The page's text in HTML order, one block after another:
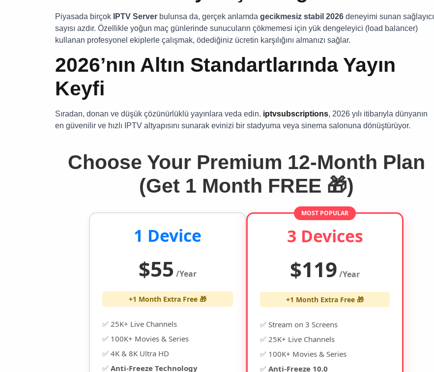
Piyasada birçok IPTV Server bulunsa da, gerçek anlamda gecikmesiz stabil 2026 deneyimi sunan sağlayıcı
sayısı azdır. Özellikle yoğun maç günlerinde sunucuların çökmemesi için yük dengeleyici (load balancer)
kullanan profesyonel ekiplerle çalışmak, ödediğiniz ücretin karşılığını almanızı sağlar.
2026’nın Altın Standartlarında Yayın
Keyfi
Sıradan, donan ve düşük çözünürlüklü yayınlara veda edin. iptvsubscriptions, 2026 yılı itibarıyla dünyanın
en güvenilir ve hızlı IPTV altyapısını sunarak evinizi bir stadyuma veya sinema salonuna dönüştürüyor.
Choose Your Premium 12-Month Plan
(Get 1 Month FREE 🎁)
1 Device
$55 /Year
+1 Month Extra Free 🎁
✅ 25K+ Live Channels
✅ 100K+ Movies & Series
✅ 4K & 8K Ultra HD
✅ Anti-Freeze Technology
MOST POPULAR
3 Devices
$119 /Year
+1 Month Extra Free 🎁
✅ Stream on 3 Screens
✅ 25K+ Live Channels
✅ 100K+ Movies & Series
✅ Anti-Freeze 10.0